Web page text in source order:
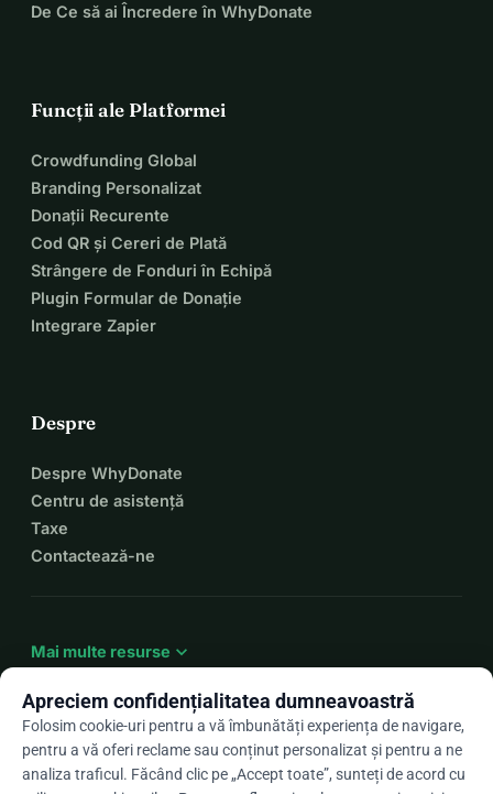
De Ce să ai Încredere în WhyDonate
Funcții ale Platformei
Crowdfunding Global
Branding Personalizat
Donații Recurente
Cod QR și Cereri de Plată
Strângere de Fonduri în Echipă
Plugin Formular de Donație
Integrare Zapier
Despre
Despre WhyDonate
Centru de asistență
Taxe
Contactează-ne
Mai multe resurse expand_more
Roarrow_drop_down
Apreciem confidențialitatea dumneavoastră
Folosim cookie-uri pentru a vă îmbunătăți experiența de navigare,
pentru a vă oferi reclame sau conținut personalizat și pentru a ne
analiza traficul. Făcând clic pe „Accept toate”, sunteți de acord cu